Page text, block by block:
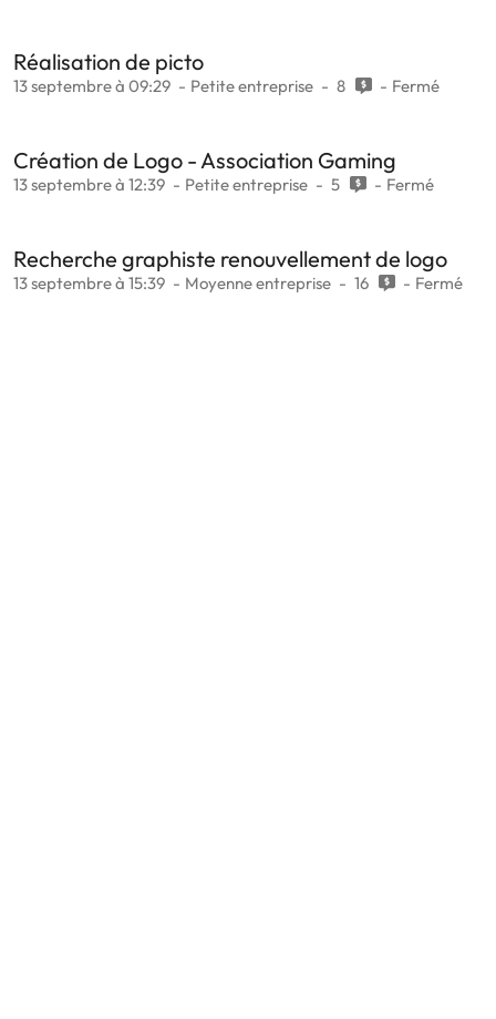
Réalisation de picto
13 septembre à 09:29 Petite entreprise 8 Fermé
Création de Logo - Association Gaming
13 septembre à 12:39 Petite entreprise 5 Fermé
Recherche graphiste renouvellement de logo
13 septembre à 15:39 Moyenne entreprise 16 Fermé